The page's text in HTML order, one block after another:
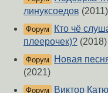
линуксоедов (2011)
Форум
Кто чё
плеерочек)? (2018)
Форум
Новая
(2021)
Форум Виктор